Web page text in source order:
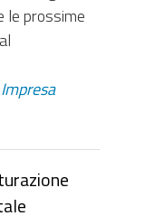
le prossime